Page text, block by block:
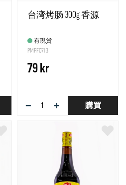
台湾烤肠 300g 香源
有現貨
PMFF0713
79 kr
− + 購買